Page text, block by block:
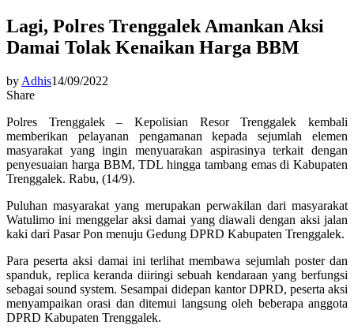
Lagi, Polres Trenggalek Amankan Aksi
Damai Tolak Kenaikan Harga BBM
by Adhis14/09/2022
Share
Polres Trenggalek – Kepolisian Resor Trenggalek kembali
memberikan pelayanan pengamanan kepada sejumlah elemen
masyarakat yang ingin menyuarakan aspirasinya terkait dengan
penyesuaian harga BBM, TDL hingga tambang emas di Kabupaten
Trenggalek. Rabu, (14/9).
Puluhan masyarakat yang merupakan perwakilan dari masyarakat
Watulimo ini menggelar aksi damai yang diawali dengan aksi jalan
kaki dari Pasar Pon menuju Gedung DPRD Kabupaten Trenggalek.
Para peserta aksi damai ini terlihat membawa sejumlah poster dan
spanduk, replica keranda diiringi sebuah kendaraan yang berfungsi
sebagai sound system. Sesampai didepan kantor DPRD, peserta aksi
menyampaikan orasi dan ditemui langsung oleh beberapa anggota
DPRD Kabupaten Trenggalek.